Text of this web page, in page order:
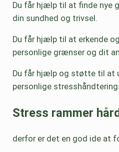
Du får hjælp til at finde nye
din sundhed og trivsel.
Du får hjælp til at erkende
personlige grænser og dit
Du får hjælp og støtte til at
personlige
Stress rammer
derfor er det en god ide at